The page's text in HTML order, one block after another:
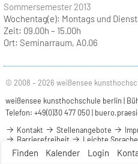
Finden Kalender Login
Sommersemester 2013
Wochentag(e): Montags und
Zeit: 09.00h – 15.00h
Ort: Seminarraum, A0.06
© 2008 – 2026 weißensee
weißensee kunsthochschule berlin |
Telefon: +49(0)30 477 050 |
Kontakt
Stellenangebote
Barrierefreiheit
Leichte Sprache